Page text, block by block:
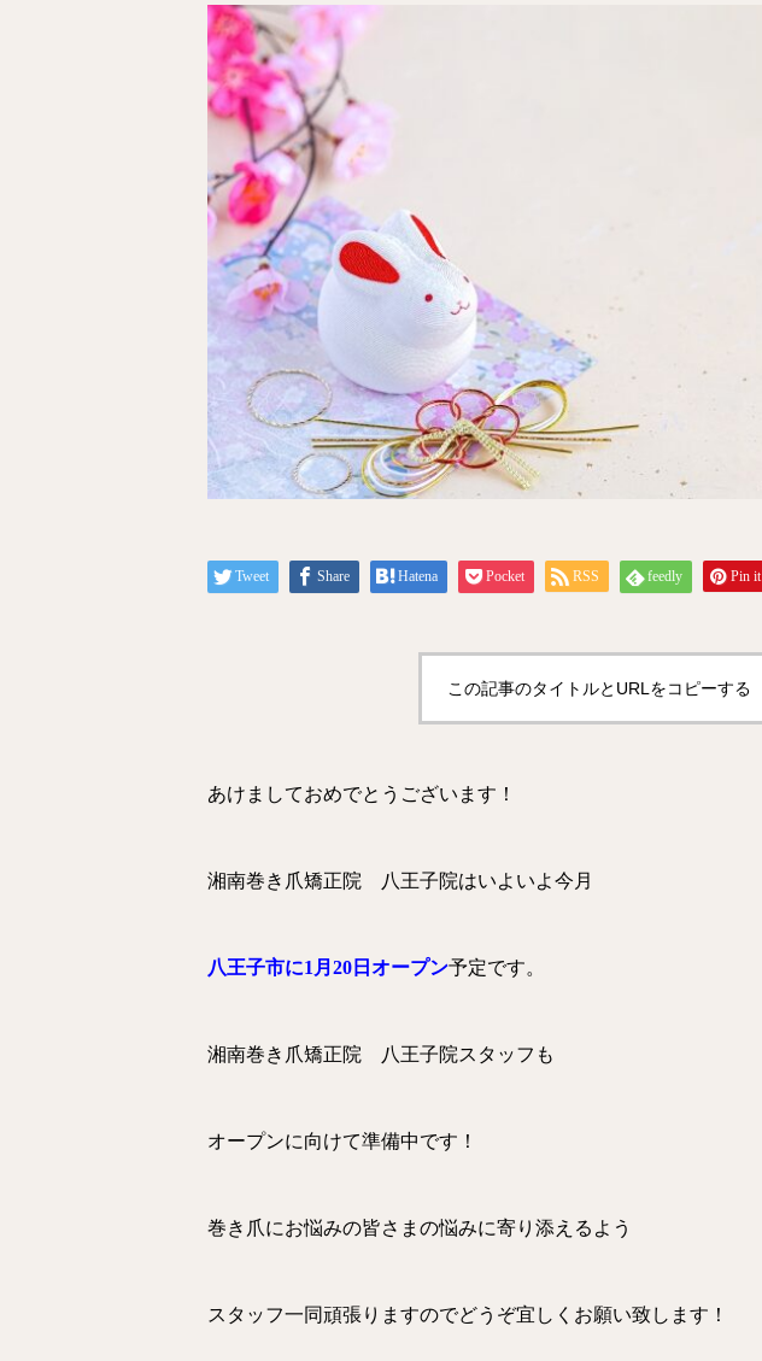
Tweet Share Hatena Pocket RSS feedly Pin it
この記事のタイトルとURLをコピーする
あけましておめでとうございます！
湘南巻き爪矯正院 八王子院はいよいよ今月
八王子市に1月20日オープン予定です。
湘南巻き爪矯正院 八王子院スタッフも
オープンに向けて準備中です！
巻き爪にお悩みの皆さまの悩みに寄り添えるよう
スタッフ一同頑張りますのでどうぞ宜しくお願い致します！